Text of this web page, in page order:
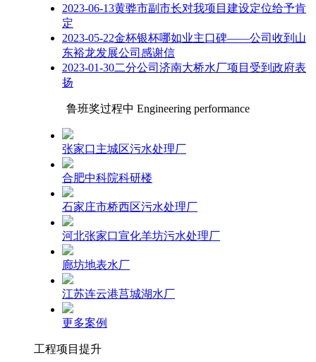
2023-06-13黄骅市副市长对我项目建设定位给予肯
定
2023-05-22金杯银杯哪如业主口碑——公司收到山
东裕龙发展公司感谢信
2023-01-30二分公司济南大桥水厂项目受到政府表
扬
鲁班奖过程中 Engineering performance
张家口主城区污水处理厂
合肥中科院科研楼
石家庄市桥西区污水处理厂
河北张家口宣化羊坊污水处理厂
廊坊地表水厂
江苏连云港莒城湖水厂
更多案例
工程项目提升